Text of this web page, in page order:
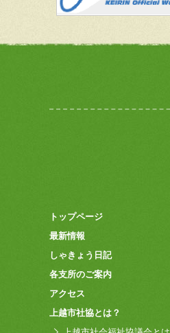
トップページ
最新情報
しゃきょう日記
各支所のご案内
アクセス
上越市社協とは？